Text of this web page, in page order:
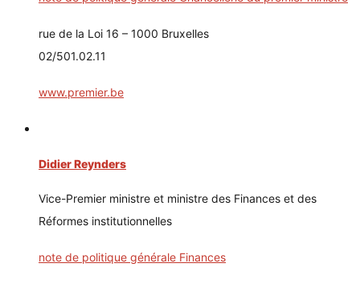
rue de la Loi 16 – 1000 Bruxelles
02/501.02.11
www.premier.be
Didier Reynders
Vice-Premier ministre et ministre des Finances et des
Réformes institutionnelles
note de politique générale Finances